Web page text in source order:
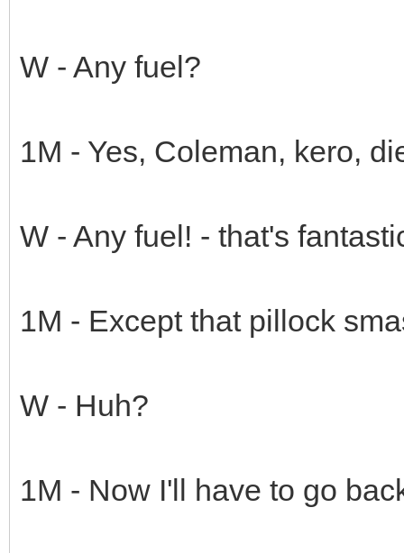
W - Any fuel?
1M - Yes, Coleman, kero,
W - Any fuel! - that's
1M - Except that pillock
W - Huh?
1M - Now I'll have to go